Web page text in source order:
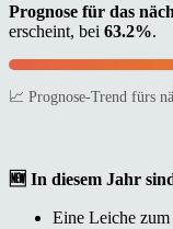
Prognose für das
erscheint, bei 63.2%.
📈 Prognose-Trend fürs
🆕 In diesem Jahr
Eine Leiche